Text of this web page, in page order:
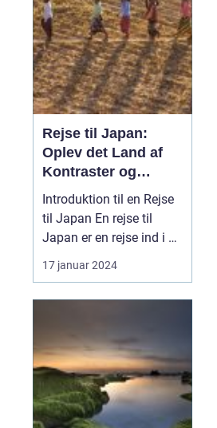
og eve...
Rejse til Japan:
Oplev det Land af
Kontraster og
Skønhed
Introduktion til en Rejse
til Japan En rejse til
Japan er en rejse ind i en
verden af kontraster og
skønhed. Dette
tradition og modernitet,
hvor gamle templer står
side om side med
højteknologiske byer ...
17 januar 2024